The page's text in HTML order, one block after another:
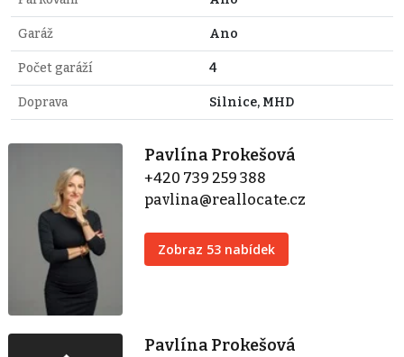
Garáž Ano
Počet garáží 4
Doprava Silnice, MHD
Pavlína Prokešová
+420 739 259 388
pavlina@reallocate.cz
Zobraz 53 nabídek
Pavlína Prokešová